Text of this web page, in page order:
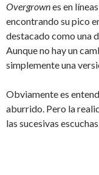
Overgrownes en
encontrando su pico
destacado como una
Aunque no hay un
simplemente una
Obviamente es
aburrido. Pero la
las sucesivas